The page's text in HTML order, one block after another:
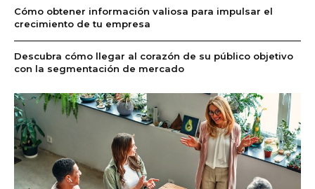
Cómo obtener información valiosa para impulsar el
crecimiento de tu empresa
Descubra cómo llegar al corazón de su público objetivo
con la segmentación de mercado